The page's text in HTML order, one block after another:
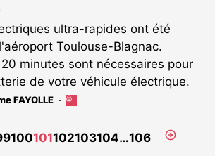
ultra-rapides ont été
Toulouse-Blagnac.
minutes sont nécessaires pour
de votre véhicule électrique.
FAYOLLE
Cet
réservé
100101102103104…106
Page